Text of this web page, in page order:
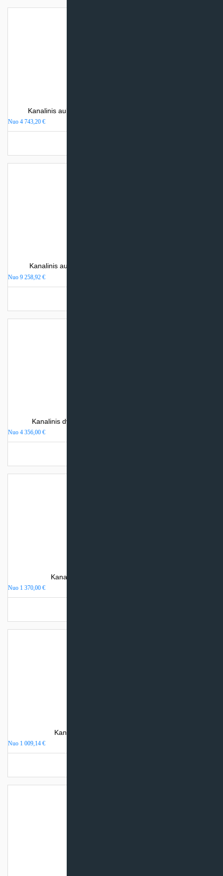
Kanalinis aukšto slėgio oro kondicionierius Fujitsu KR
Nuo 4 743,20 €
Kanalinis aukšto slėgio oro kondicionierius Samsung
Nuo 9 258,92 €
Kanalinis dvigubas oro kondicionierius Giatsu ADM
Nuo 4 356,00 €
Kanalinis kondicionierius Airwell DDMX
Nuo 1 370,00 €
Kanalinis oro kondicionierius AlpicAir
Nuo 1 009,14 €